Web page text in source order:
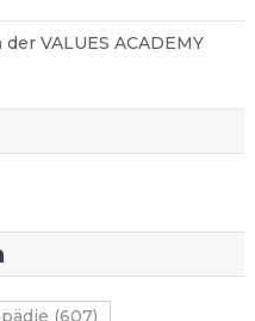
VALUES ACADEMY
(607)